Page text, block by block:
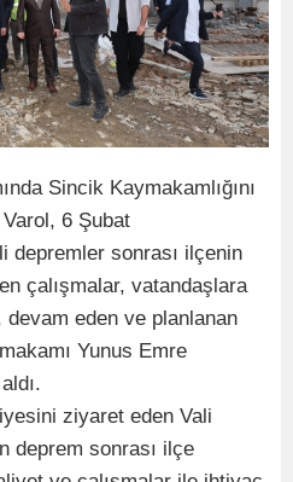
Sincik Kaymakamlığını
6 Şubat
depremler sonrası ilçenin
çalışmalar, vatandaşlara
eden ve planlanan
Yunus Emre
ziyaret eden Vali
deprem sonrası ilçe